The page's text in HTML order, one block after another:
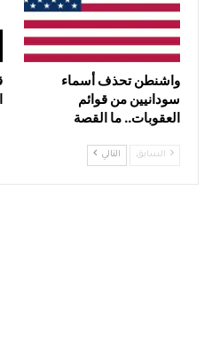
واشنطن تحذف أسماء
سودانيين من قوائم
العقوبات.. ما القصة
السابق التالي